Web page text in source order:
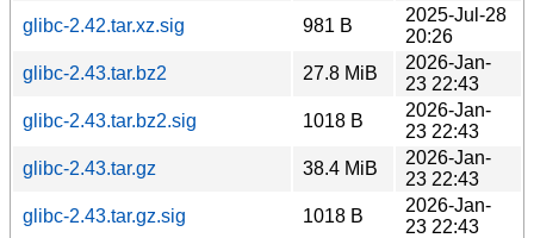
glibc-2.42.tar.xz.sig
981 B
2025-Jul-28
20:26
glibc-2.43.tar.bz2
27.8 MiB
2026-Jan-
23 22:43
glibc-2.43.tar.bz2.sig
1018 B
2026-Jan-
23 22:43
glibc-2.43.tar.gz
38.4 MiB
2026-Jan-
23 22:43
glibc-2.43.tar.gz.sig
1018 B
2026-Jan-
23 22:43